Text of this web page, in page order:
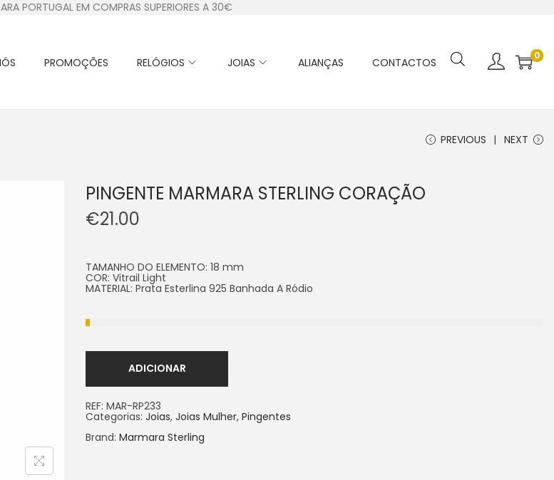
PORTUGAL EM COMPRAS SUPERIORES A 30€
PROMOÇÕES RELÓGIOS JOIAS ALIANÇAS CONTACTOS 0
PREVIOUS NEXT
PINGENTE MARMARA STERLING CORAÇÃO
€21.00
TAMANHO DO ELEMENTO: 18 mm
COR: Vitrail Light
MATERIAL: Prata Esterlina 925 Banhada A Ródio
ADICIONAR
REF: MAR-RP233
Categorias: Joias, Joias Mulher, Pingentes
Brand: Marmara Sterling